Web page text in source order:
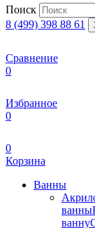
Поиск
8 (499) 398 88 61
Сравнение
0
Избранное
0
0
Корзина
Ванны
ванны
ванну